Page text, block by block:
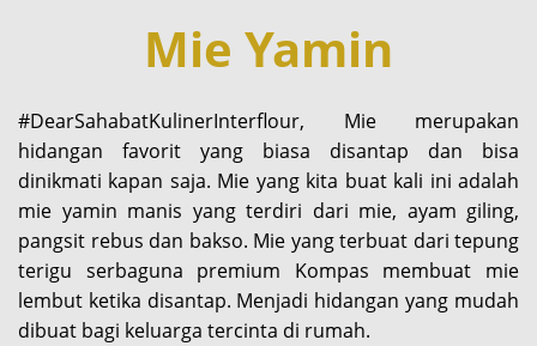
Mie Yamin
#DearSahabatKulinerInterflour, Mie merupakan
hidangan favorit yang biasa disantap dan bisa
dinikmati kapan saja. Mie yang kita buat kali ini adalah
mie yamin manis yang terdiri dari mie, ayam giling,
pangsit rebus dan bakso. Mie yang terbuat dari tepung
terigu serbaguna premium Kompas membuat mie
lembut ketika disantap. Menjadi hidangan yang mudah
dibuat bagi keluarga tercinta di rumah.